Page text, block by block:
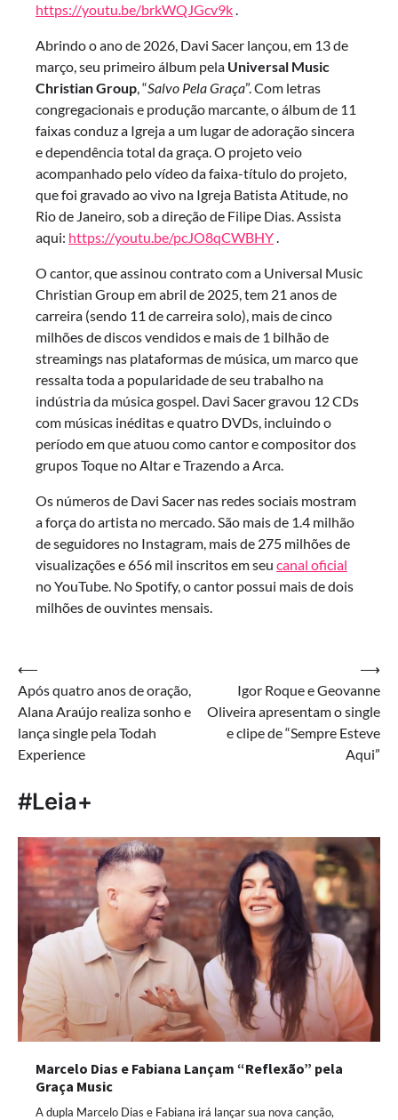
https://youtu.be/brkWQJGcv9k.
Abrindo o ano de 2026, Davi Sacer lançou, em 13 de
março, seu primeiro álbum pela Universal Music
Christian Group, “Salvo Pela Graça”. Com letras
congregacionais e produção marcante, o álbum de 11
faixas conduz a Igreja a um lugar de adoração sincera
e dependência total da graça. O projeto veio
acompanhado pelo vídeo da faixa-título do projeto,
que foi gravado ao vivo na Igreja Batista Atitude, no
Rio de Janeiro, sob a direção de Filipe Dias. Assista
aqui: https://youtu.be/pcJO8qCWBHY.
O cantor, que assinou contrato com a Universal Music
Christian Group em abril de 2025, tem 21 anos de
carreira (sendo 11 de carreira solo), mais de cinco
milhões de discos vendidos e mais de 1 bilhão de
streamings nas plataformas de música, um marco que
ressalta toda a popularidade de seu trabalho na
indústria da música gospel. Davi Sacer gravou 12 CDs
com músicas inéditas e quatro DVDs, incluindo o
período em que atuou como cantor e compositor dos
grupos Toque no Altar e Trazendo a Arca.
Os números de Davi Sacer nas redes sociais mostram
a força do artista no mercado. São mais de 1.4 milhão
de seguidores no Instagram, mais de 275 milhões de
visualizações e 656 mil inscritos em seu canal oficial
no YouTube. No Spotify, o cantor possui mais de dois
milhões de ouvintes mensais.
Navegação
de
Post
⟵
Após quatro anos de oração,
Alana Araújo realiza sonho e
lança single pela Todah
Experience
Igor Roque e Geovanne
Oliveira apresentam o single
e clipe de “Sempre Esteve
Aqui”
⟶
#Leia+
Marcelo Dias e Fabiana Lançam “Reflexão” pela
Graça Music
A dupla Marcelo Dias e Fabiana irá lançar sua nova canção,